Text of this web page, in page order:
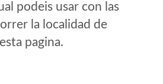
podeis usar con las
la localidad de
pagina.